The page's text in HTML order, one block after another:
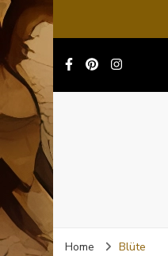
Home Blüte